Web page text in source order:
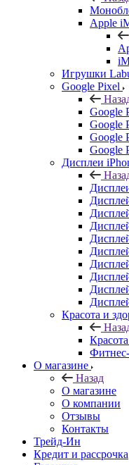
Apple
Игрушки
Google Pixel
Google
Google
Google
Google
Дисплеи
Красота и
О магазине
Назад
О магазине
О компании
Отзывы
Контакты
Трейд-Ин
Кредит и рассрочка